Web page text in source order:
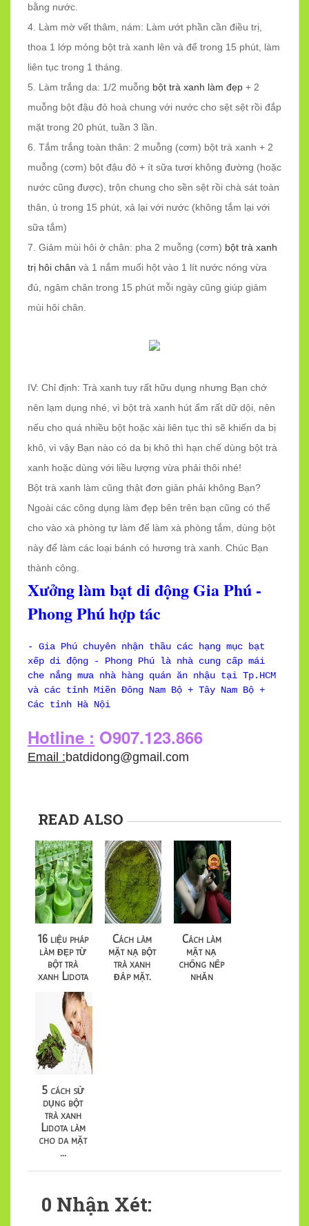
bằng nước.
4. Làm mờ vết thâm, nám: Làm ướt phần cần điều trị,
thoa 1 lớp mỏng bột trà xanh lên và để trong 15 phút, làm
liên tục trong 1 tháng.
5. Làm trắng da: 1/2 muỗng bột trà xanh làm đẹp + 2
muỗng bột đậu đỏ hoà chung với nước cho sệt sệt rồi đắp
mặt trong 20 phút, tuần 3 lần.
6. Tắm trắng toàn thân: 2 muỗng (cơm) bột trà xanh + 2
muỗng (cơm) bột đậu đỏ + ít sữa tươi không đường (hoặc
nước cũng được), trộn chung cho sền sệt rồi chà sát toàn
thân, ủ trong 15 phút, xả lại với nước (không tắm lại với
sữa tắm)
7. Giảm mùi hôi ở chân: pha 2 muỗng (cơm) bột trà xanh
trị hôi chân và 1 nắm muối hột vào 1 lít nước nóng vừa
đủ, ngâm chân trong 15 phút mỗi ngày cũng giúp giảm
mùi hôi chân.
IV: Chỉ định: Trà xanh tuy rất hữu dụng nhưng Bạn chớ
nên lạm dụng nhé, vì bột trà xanh hút ẩm rất dữ dội, nên
nếu cho quá nhiều bột hoặc xài liên tục thì sẽ khiến da bị
khô, vì vậy Bạn nào có da bị khô thì hạn chế dùng bột trà
xanh hoặc dùng với liều lượng vừa phải thôi nhé!
Bột trà xanh làm cũng thật đơn giản phải không Bạn?
Ngoài các công dụng làm đẹp bên trên bạn cũng có thể
cho vào xà phòng tự làm để làm xà phòng tắm, dùng bột
này để làm các loại bánh có hương trà xanh. Chúc Bạn
thành công.
Xưởng làm bạt di động Gia Phú -
Phong Phú hợp tác
- Gia Phú chuyên nhận thầu các hạng mục bạt
xếp di động - Phong Phú là nhà cung cấp mái
che nắng mưa nhà hàng quán ăn nhậu tại Tp.HCM
và các tỉnh Miền Đông Nam Bộ + Tây Nam Bộ +
Các tỉnh Hà Nội
Hotline : O907.123.866
Email :batdidong@gmail.com
READ ALSO
16 liệu pháp
làm đẹp từ
bột trà
xanh Lidota
Cách làm
mặt nạ bột
trà xanh
đắp mặt.
Cách làm
mặt nạ
chống nếp
nhăn
5 cách sử
dụng bột
trà xanh
Lidota làm
cho da mặt
...
0 Nhận Xét: